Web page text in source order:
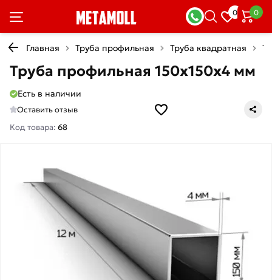
0 0
Главная Труба профильная Труба квадратная
Труба профильная 150х150х4 мм
Есть в наличии
Оставить отзыв
Код товара: 68